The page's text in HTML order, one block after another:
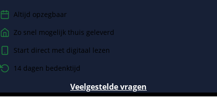
Altijd opzegbaar
Zo snel mogelijk thuis geleverd
Start direct met digitaal lezen
14 dagen bedenktijd
Veelgestelde vragen